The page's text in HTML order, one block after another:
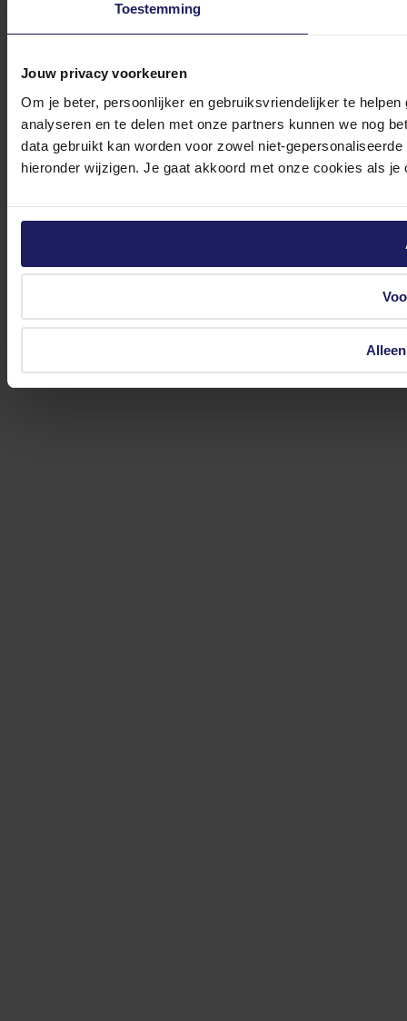
Toestemming
Jouw privacy voorkeuren
Om je beter, persoonlijker en gebruiksvriendelijker te
analyseren en te delen met onze partners kunnen we nog
data gebruikt kan worden voor zowel niet-
hieronder wijzigen. Je gaat akkoord met onze cookies als je